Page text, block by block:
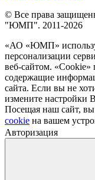
© Все права
"ЮМП". 2011-2026
«АО «ЮМП»
персонализации
веб-сайтом.
содержащие
сайта. Если вы не
измените настройки
Посещая наш сайт, вы
cookie на вашем
Авторизация